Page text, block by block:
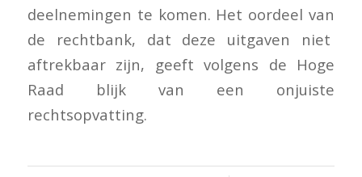
deelnemingen te komen. Het oordeel van
de rechtbank, dat deze uitgaven niet
aftrekbaar zijn, geeft volgens de Hoge
Raad blijk van een onjuiste
rechtsopvatting.